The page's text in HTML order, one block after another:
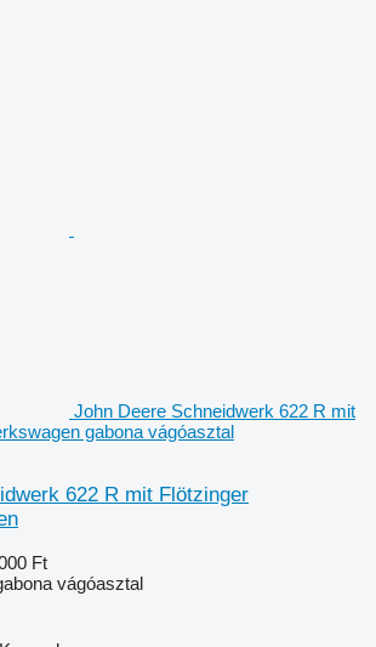
John Deere Schneidwerk 622 R mit
gabona vágóasztal
622 R mit Flötzinger
Ft
vágóasztal